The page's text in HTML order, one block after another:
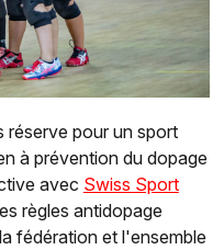
réserve pour un sport
à prévention du dopage
avec Swiss Sport
règles antidopage
fédération et l'ensemble